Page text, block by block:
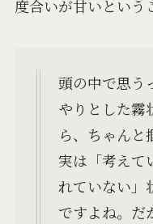
度合いが甘いという
頭の中で思う
やりとした霧
ら、ちゃんと
実は「考えて
れていない」
ですよね。だ